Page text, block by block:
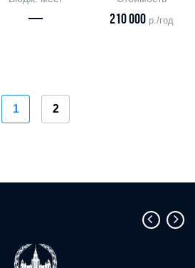
— 210 000 р./год
1 2